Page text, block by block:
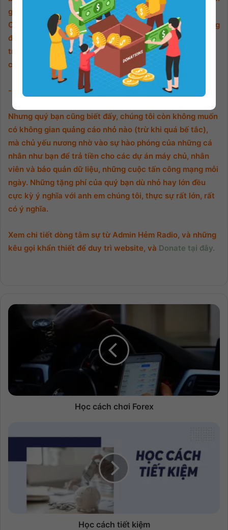
gian sớm nhất, thanks các bạn nhiều nhiều !
Cấp báo đển quý bạn đọc. Hiện nay, Hẻm cũng đang cũng
đang rất cần chút chi phí để duy trì website này, để duy
trì kho sách nói quý báu miễn phí cho mọi người, nhất là
các bạn trẻ, học sinh, sinh viên. vẫn nghe mỗi ngày.
- - - - - - - - - -
Nhưng quý bạn cũng biết đấy, chúng tôi còn không muốn
có không gian quảng cáo nhỏ nào (trừ khi quá bế tắc),
mà chủ yếu nương nhờ vào sự hào phóng của những cá
nhân như bạn để trả tiền cho các dự án máy chủ, nhân
viên và bảo quản dữ liệu, những cuộc tấn công mạng mỗi
ngày. Những tặng phí của quý bạn dù nhỏ hay lớn đều
cực kỳ ý nghĩa với anh em chúng tôi, thực sự rất lớn, rất
có ý nghĩa.
Xem chi tiết dòng tâm sự từ Admin Hẻm Radio, và những
kêu gọi khẩn thiết để duy trì website, và Donate tại đây.
Học cách chơi Forex
Học cách tiết kiệm